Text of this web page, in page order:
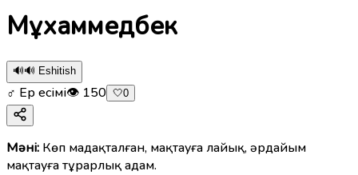
Мұхаммедбек
🔊🔊 Eshitish
♂ Ер есімі👁 150 🤍0
Мәні: Көп мадақталған, мақтауға лайық, әрдайым
мақтауға тұрарлық адам.